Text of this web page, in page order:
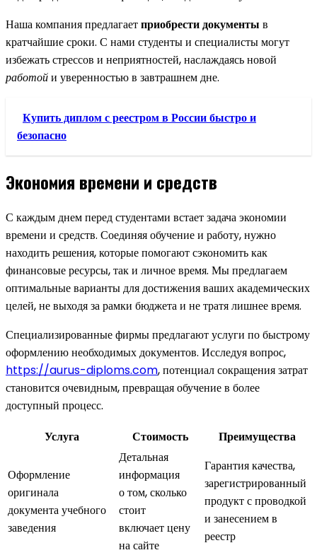
Наша компания предлагаетприобрести документы в
кратчайшие сроки. С нами студенты и специалисты могут
избежать стрессов и неприятностей, наслаждаясь новой
работойи уверенностью в завтрашнем дне.
Купить диплом с реестром в России быстро и
безопасно
Экономия времени и средств
С каждым днем перед студентами встает задача экономии
времени и средств. Соединяя обучение и работу, нужно
находить решения, которые помогают сэкономить как
финансовые ресурсы, так и личное время. Мы предлагаем
оптимальные варианты для достижения ваших академических
целей, не выходя за рамки бюджета и не тратя лишнее время.
Специализированные фирмы предлагают услуги по быстрому
оформлению необходимых документов. Исследуя вопрос,
https://aurus-diploms.com, потенциал сокращения затрат
становится очевидным, превращая обучение в более
доступный процесс.
Услуга
Стоимость Преимущества
Оформление
оригинала
документа учебного
заведения
Детальная
информация
о том, сколько
стоит
включает цену
на сайте
Гарантия качества,
зарегистрированный
продукт с проводкой
и занесением в
реестр